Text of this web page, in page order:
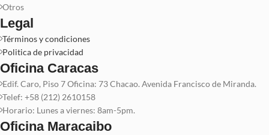
Otros
Legal
Términos y condiciones
Politica de privacidad
Oficina Caracas
Edif. Caro, Piso 7 Oficina: 73 Chacao. Avenida Francisco de Miranda.
Telef: +58 (212) 2610158
Horario: Lunes a viernes: 8am-5pm.
Oficina Maracaibo